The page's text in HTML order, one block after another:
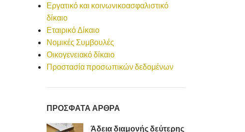
Εργατικό και κοινωνικοασφαλιστικό
δίκαιο
Εταιρικό Δίκαιο
Νομικές Συμβουλές
Οικογενειακό δίκαιο
Προστασία προσωπικών δεδομένων
ΠΡΟΣΦΑΤΑ ΑΡΘΡΑ
Άδεια διαμονής δεύτερης